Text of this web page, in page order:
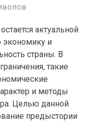
актуальной
экономику и
страны. В
такие
и методы
Целью данной
предыстории